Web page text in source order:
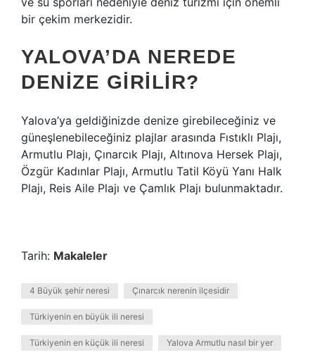
bir çekim merkezidir.
YALOVA’DA NEREDE
DENIZE GIRILIR?
Yalova’ya geldiğinizde denize girebileceğiniz ve
güneşlenebileceğiniz plajlar arasında Fıstıklı Plajı,
Armutlu Plajı, Çınarcık Plajı, Altınova Hersek Plajı,
Özgür Kadınlar Plajı, Armutlu Tatil Köyü Yanı Halk
Plajı, Reis Aile Plajı ve Çamlık Plajı bulunmaktadır.
Tarih: Makaleler
4 Büyük şehir neresi Çınarcık nerenin ilçesidir
Türkiyenin en büyük ili neresi
Türkiyenin en küçük ili neresi Yalova Armutlu nasıl bir yer